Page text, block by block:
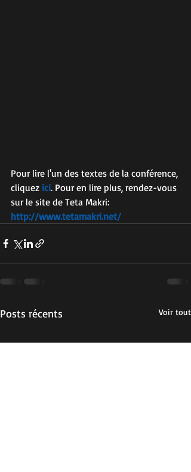
Pour lire l'un des textes de la conférence,
cliquez ici. Pour en lire plus, rendez-vous
sur le site de Teta Makri:
http://www.tetamakri.net/
Posts récents Voir tout